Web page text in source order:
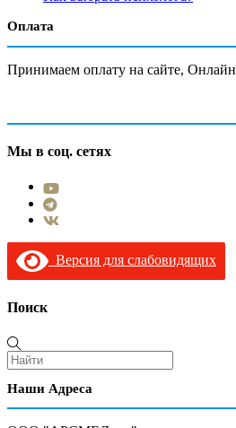
Оплата
Принимаем оплату на сайте, Онлайн
Мы в соц. сетях
Версия для слабовидящих
Поиск
Наши Адреса